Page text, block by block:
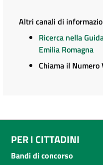
Altri canali di
Ricerca nella
Emilia Romagna
Chiama il
PER I CITTADINI
Bandi di concorso